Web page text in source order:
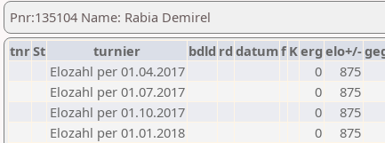
Pnr:135104 Name: Rabia Demirel
tnrSt turnier bdld rd datumf Kerg elo+/-
Elozahl per 01.04.2017
0
875
Elozahl per 01.07.2017
0
875
Elozahl per 01.10.2017
0
875
Elozahl per 01.01.2018
0
875